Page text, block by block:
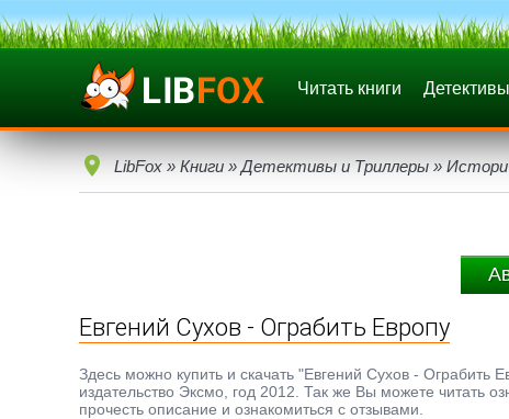
Читать книги
LibFox » Книги » Детективы и Триллеры »
Евгений Сухов - Ограбить Европу
Здесь можно купить и скачать "Евгений Сухов -
издательство Эксмо, год 2012. Так же Вы можете читать
прочесть описание и ознакомиться с отзывами.